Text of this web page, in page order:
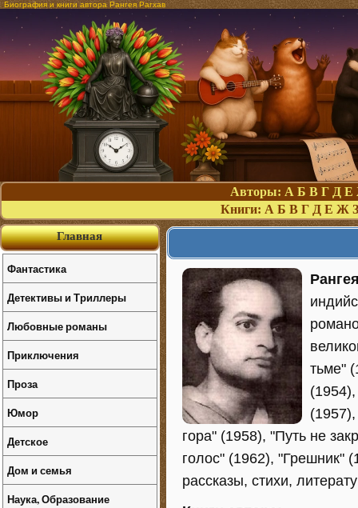
Биография и книги автора Рангея Рагхав
Авторы: А Б В Г Д Е
Книги: А Б В Г Д Е Ж З
тьме"
гора" (1958), "Путь не
голос" (1962), "Грешник"
рассказы, стихи,
Главная
Фантастика
Детективы и Триллеры
Любовные романы
Приключения
Проза
Юмор
Детское
Дом и семья
Наука, Образование